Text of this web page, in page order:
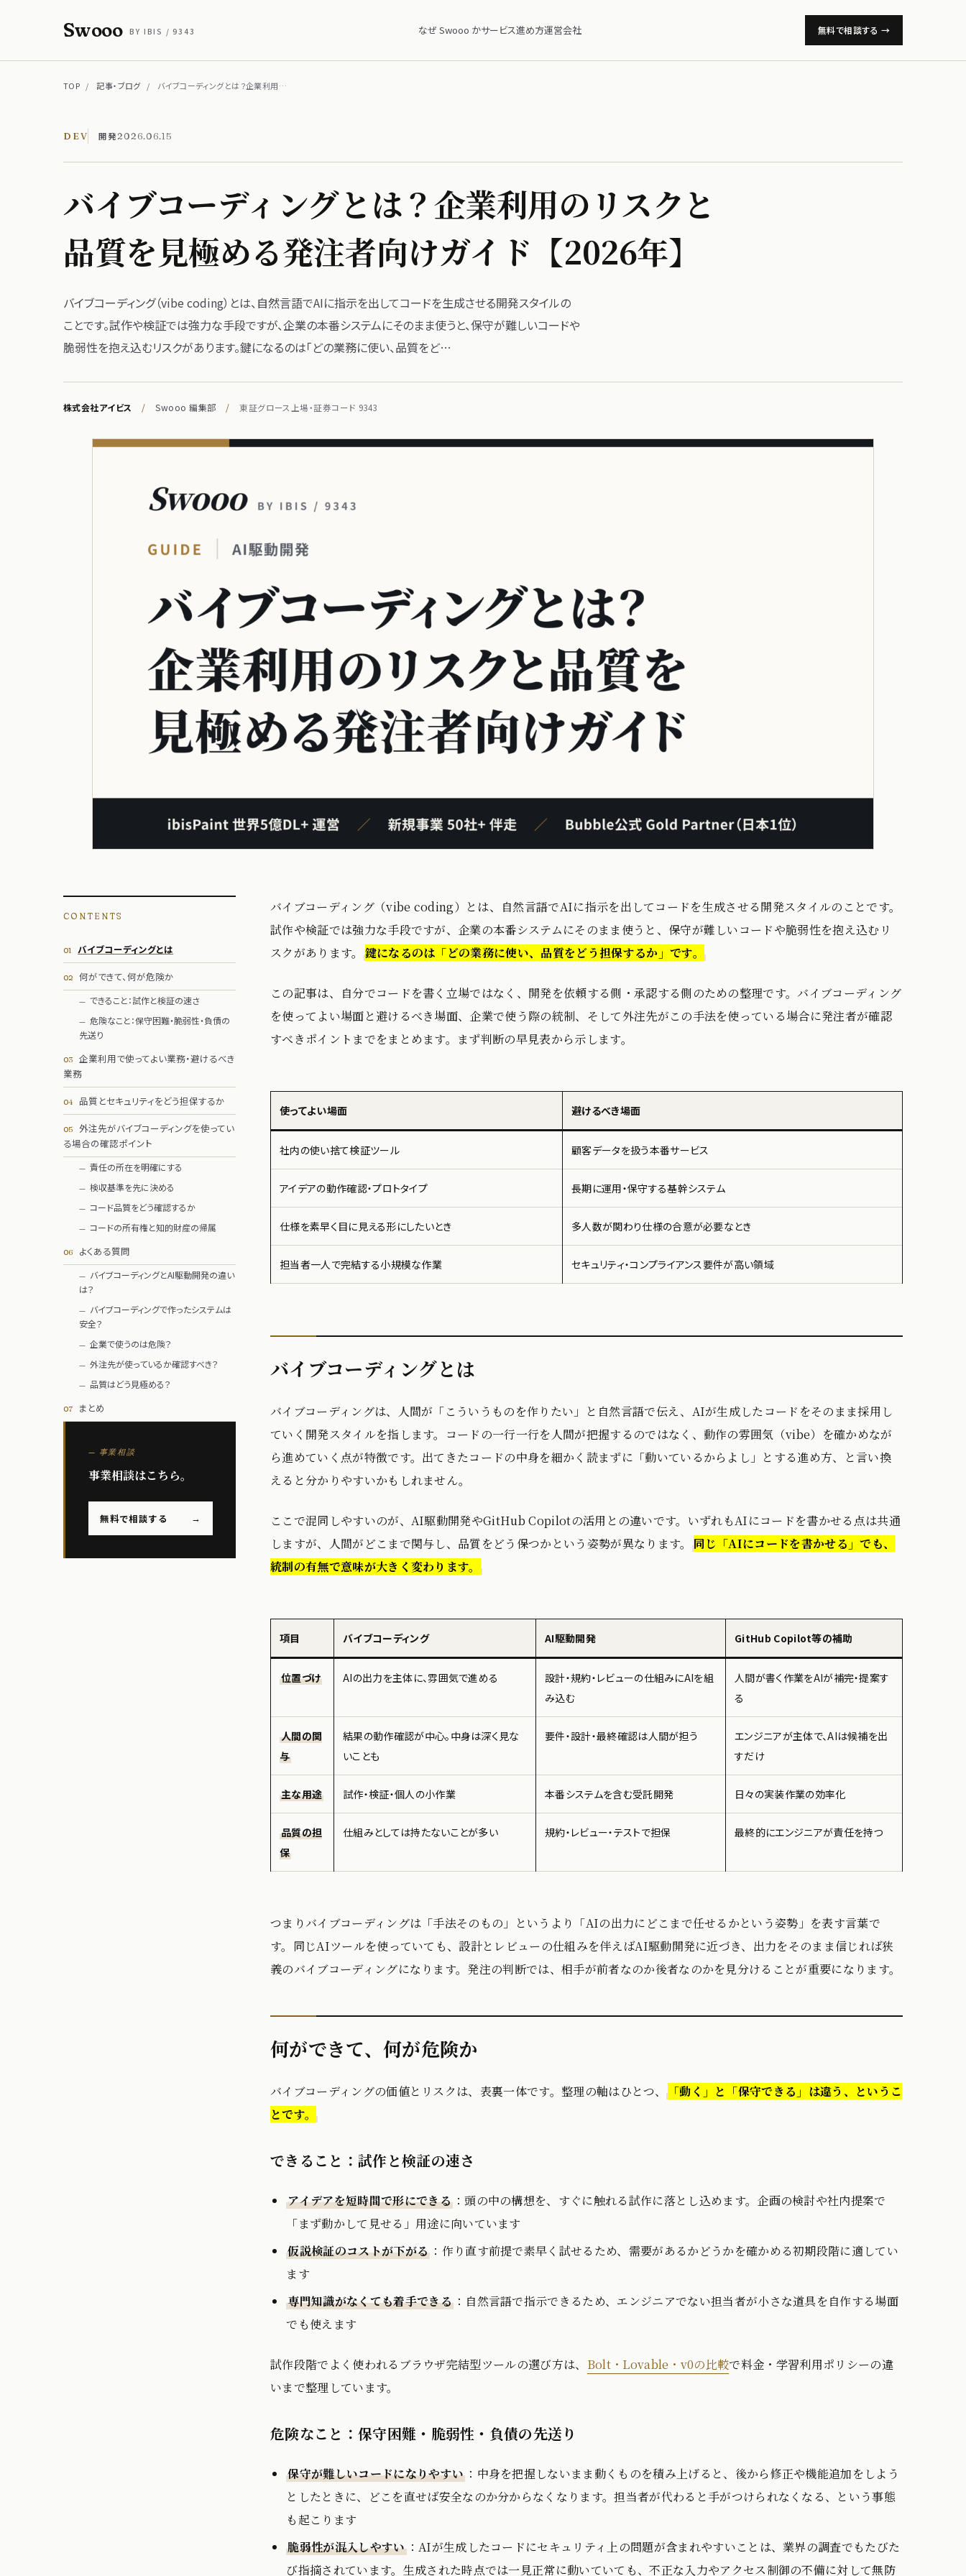
Swooo BY IBIS / 9343 なぜ Swooo かサービス進め方運営会社 無料で相談する →
TOP / 記事・ブログ / バイブコーディングとは？企業利用…
DEV 開発 2026.06.15
バイブコーディングとは？​企業利用の​リスクと​
品質を​見極める​発注者向けガイド【2026年】
バイブコーディング​（vibe coding）とは、​自然言語で​AIに​指示を​出して​コードを​生成させる​開発スタイルの​
ことです。​試作や​検証では​強力な​手段ですが、​企業の​本番システムに​そのまま​使うと、​保守が​難しい​コードや​
脆弱性を​抱え込むリスクが​あります。​鍵に​なるのは​「どの​業務に​使い、​品質を​ど…
株式会社アイビス / Swooo 編集部 / 東証グロース上場・証券コード 9343
CONTENTS
バイブコーディングとは
何ができて、何が危険か
できること：試作と検証の速さ
危険なこと：保守困難・脆弱性・負債の
先送り
企業利用で使ってよい業務・避けるべき
業務
品質とセキュリティをどう担保するか
外注先がバイブコーディングを使ってい
る場合の確認ポイント
責任の所在を明確にする
検収基準を先に決める
コード品質をどう確認するか
コードの所有権と知的財産の帰属
よくある質問
バイブコーディングとAI駆動開発の違い
は？
バイブコーディングで作ったシステムは
安全？
企業で使うのは危険？
外注先が使っているか確認すべき？
品質はどう見極める？
まとめ
— 事業相談
事業相談はこちら。
無料で相談する →
バイブコーディング（vibe coding）とは、自然言語でAIに指示を出してコードを生成させる開発スタイルのことです。
試作や検証では強力な手段ですが、企業の本番システムにそのまま使うと、保守が難しいコードや脆弱性を抱え込むリ
スクがあります。 鍵になるのは「どの業務に使い、品質をどう担保するか」です。
この記事は、自分でコードを書く立場ではなく、開発を依頼する側・承認する側のための整理です。バイブコーディング
を使ってよい場面と避けるべき場面、企業で使う際の統制、そして外注先がこの手法を使っている場合に発注者が確認
すべきポイントまでをまとめます。まず判断の早見表から示します。
使ってよい場面 避けるべき場面
社内の使い捨て検証ツール 顧客データを扱う本番サービス
アイデアの動作確認・プロトタイプ 長期に運用・保守する基幹システム
仕様を素早く目に見える形にしたいとき 多人数が関わり仕様の合意が必要なとき
担当者一人で完結する小規模な作業 セキュリティ・コンプライアンス要件が高い領域
バイブコーディングとは
バイブコーディングは、人間が「こういうものを作りたい」と自然言語で伝え、AIが生成したコードをそのまま採用し
ていく開発スタイルを指します。コードの一行一行を人間が把握するのではなく、動作の雰囲気（vibe）を確かめなが
ら進めていく点が特徴です。出てきたコードの中身を細かく読まずに「動いているからよし」とする進め方、と言い換
えると分かりやすいかもしれません。
ここで混同しやすいのが、AI駆動開発やGitHub Copilotの活用との違いです。いずれもAIにコードを書かせる点は共通
しますが、人間がどこまで関与し、品質をどう保つかという姿勢が異なります。 同じ「AIにコードを書かせる」でも、
統制の有無で意味が大きく変わります。
項目 バイブコーディング AI駆動開発 GitHub Copilot等の補助
位置づけ AIの出力を主体に、雰囲気で進める
設計・規約・レビューの仕組みにAIを組
み込む
人間が書く作業をAIが補完・提案す
る
人間の関
与
結果の動作確認が中心。中身は深く見な
いことも
要件・設計・最終確認は人間が担う
エンジニアが主体で、AIは候補を出
すだけ
主な用途 試作・検証・個人の小作業 本番システムを含む受託開発 日々の実装作業の効率化
品質の担
保
仕組みとしては持たないことが多い 規約・レビュー・テストで担保 最終的にエンジニアが責任を持つ
つまりバイブコーディングは「手法そのもの」というより「AIの出力にどこまで任せるかという姿勢」を表す言葉で
す。同じAIツールを使っていても、設計とレビューの仕組みを伴えばAI駆動開発に近づき、出力をそのまま信じれば狭
義のバイブコーディングになります。発注の判断では、相手が前者なのか後者なのかを見分けることが重要になります。
何ができて、何が危険か
バイブコーディングの価値とリスクは、表裏一体です。整理の軸はひとつ、 「動く」と「保守できる」は違う、というこ
とです。
できること：試作と検証の速さ
アイデアを短時間で形にできる：頭の中の構想を、すぐに触れる試作に落とし込めます。企画の検討や社内提案で
「まず動かして見せる」用途に向いています
仮説検証のコストが下がる ：作り直す前提で素早く試せるため、需要があるかどうかを確かめる初期段階に適してい
ます
専門知識がなくても着手できる：自然言語で指示できるため、エンジニアでない担当者が小さな道具を自作する場面
でも使えます
試作段階でよく使われるブラウザ完結型ツールの選び方は、 Bolt・Lovable・v0の比較で料金・学習利用ポリシーの違
いまで整理しています。
危険なこと：保守困難・脆弱性・負債の先送り
保守が難しいコードになりやすい ：中身を把握しないまま動くものを積み上げると、後から修正や機能追加をしよう
としたときに、どこを直せば安全なのか分からなくなります。担当者が代わると手がつけられなくなる、という事態
も起こります
脆弱性が混入しやすい：AIが生成したコードにセキュリティ上の問題が含まれやすいことは、業界の調査でもたびた
び指摘されています。生成された時点では一見正常に動いていても、不正な入力やアクセス制御の不備に対して無防